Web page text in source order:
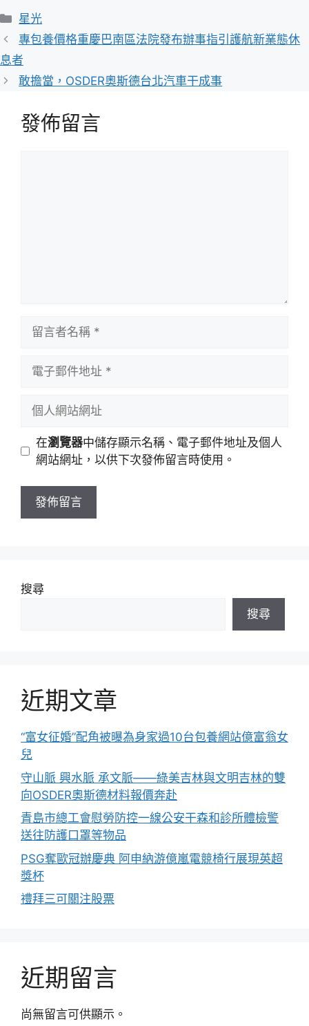
分
類
星光
專包養價格重慶巴南區法院發布辦事指引護航新業態休
息者
敢擔當，OSDER奧斯德台北汽車干成事
發佈留言
址
站
址
在瀏覽器中儲存顯示名稱、電子郵件地址及個人
網站網址，以供下次發佈留言時使用。
搜尋
搜尋
近期文章
“富女征婚”配角被曝為身家過10台包養網站億富翁女
兒
守山脈 興水脈 承文脈——綠美吉林與文明吉林的雙
向OSDER奧斯德材料報價奔赴
青島市總工會慰勞防控一線公安干森和診所體檢警
送往防護口罩等物品
PSG奪歐冠辦慶典 阿申納游億嵐電競椅行展現英超
獎杯
禮拜三可關注股票
近期留言
尚無留言可供顯示。